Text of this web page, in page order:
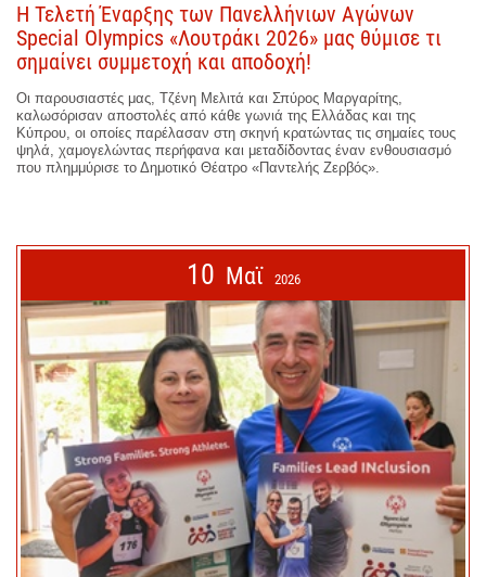
Η Τελετή Έναρξης των Πανελλήνιων Αγώνων
Special Olympics «Λουτράκι 2026» μας θύμισε τι
σημαίνει συμμετοχή και αποδοχή!
Οι παρουσιαστές μας, Τζένη Μελιτά και Σπύρος Μαργαρίτης,
καλωσόρισαν αποστολές από κάθε γωνιά της Ελλάδας και της
Κύπρου, οι οποίες παρέλασαν στη σκηνή κρατώντας τις σημαίες τους
ψηλά, χαμογελώντας περήφανα και μεταδίδοντας έναν ενθουσιασμό
που πλημμύρισε το Δημοτικό Θέατρο «Παντελής Ζερβός».
10 Μαϊ 2026